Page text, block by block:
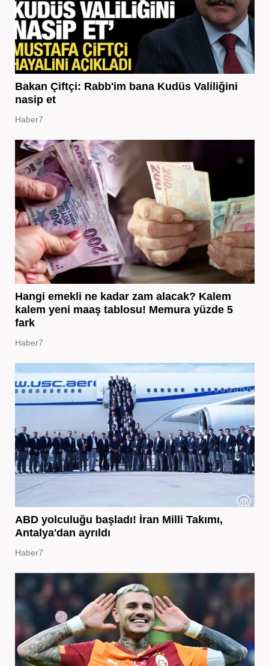
Bakan Çiftçi: Rabb'im bana Kudüs Valiliğini
nasip et
Haber7
Hangi emekli ne kadar zam alacak? Kalem
kalem yeni maaş tablosu! Memura yüzde 5
fark
Haber7
ABD yolculuğu başladı! İran Milli Takımı,
Antalya'dan ayrıldı
Haber7